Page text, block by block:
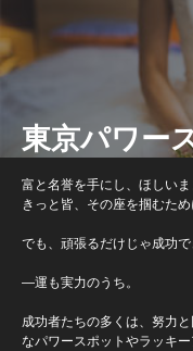
東京パワー
富と名誉を手にし、ほしい
きっと皆、その座を掴むた
でも、頑張るだけじゃ成功で
―運も実力のうち。
成功者たちの多くは、努力
なパワースポットやラッキ